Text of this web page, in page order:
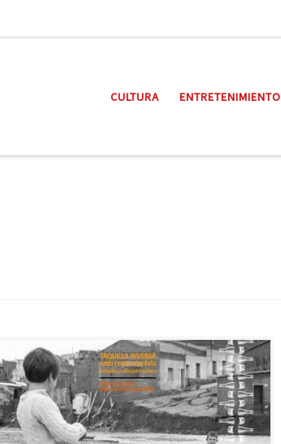
CULTURA ENTRETENIMIENTO
El próximo viernes 19 de marzo se estrena Les traces
del silenci, de Esther Lázaro, en la Sala Sandaru. La
obra toma como punto de partida una investigación
real llevada a cabo por la dramaturga e investigadora